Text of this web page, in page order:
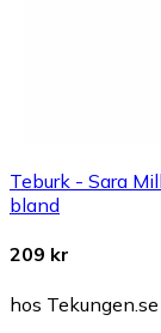
Teburk - Sara
bland
209 kr
hos Tekungen.se